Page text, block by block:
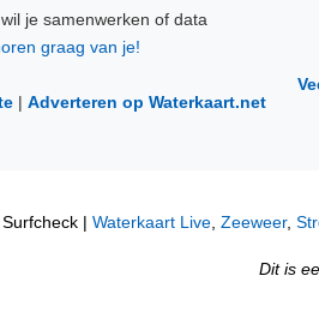
je samenwerken of data
graag van je!
| Adverteren op Waterkaart.net
| Waterkaart Live, Zeeweer,
Dit is